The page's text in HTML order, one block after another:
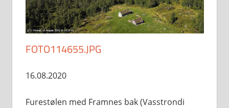
FOTO114655.JPG
16.08.2020
Furestølen med Framnes bak (Vasstrondi